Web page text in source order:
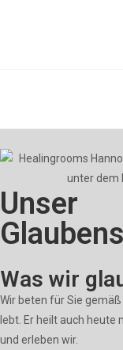
Unser
Was wir
Wir beten für Sie
lebt. Er heilt auch heute
und erleben wir.